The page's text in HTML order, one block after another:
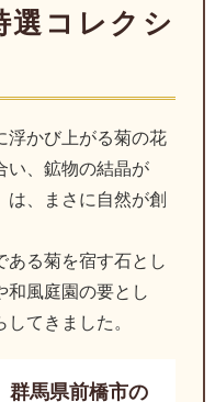
選コレクシ
浮かび上がる菊の花
い、鉱物の結晶が
は、まさに自然が創
ある菊を宿す石とし
和風庭園の要とし
てきました。
群馬県前橋市の